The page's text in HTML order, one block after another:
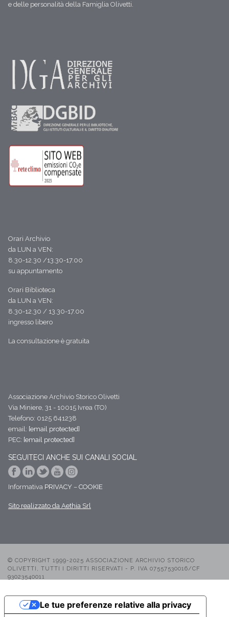
e delle personalità della Famiglia Olivetti.
Orari Archivio
da LUN a VEN:
8.30-12.30 /13.30-17.00
su appuntamento
Orari Biblioteca
da LUN a VEN:
8.30-12.30 / 13.30-17.00
ingresso libero
La consultazione è gratuita
Associazione Archivio Storico Olivetti
Via Miniere, 31 - 10015 Ivrea (TO)
Telefono: 0125 641238
email: [email protected]
PEC: [email protected]
SEGUITECI ANCHE SUI CANALI SOCIAL
Informativa PRIVACY – COOKIE
Sito realizzato da Aethia Srl
© COPYRIGHT 1999-2025 ASSOCIAZIONE ARCHIVIO STORICO
OLIVETTI, TUTTI I DIRITTI RISERVATI - P. IVA 07557530016/CF
93023540011
Le tue preferenze relative alla privacy